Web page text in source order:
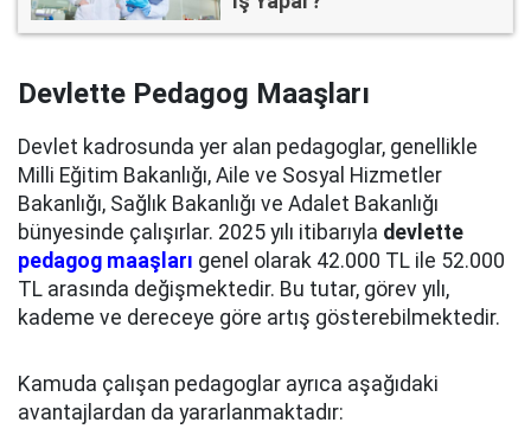
Devlette Pedagog Maaşları
Devlet kadrosunda yer alan pedagoglar, genellikle
Milli Eğitim Bakanlığı, Aile ve Sosyal Hizmetler
Bakanlığı, Sağlık Bakanlığı ve Adalet Bakanlığı
bünyesinde çalışırlar. 2025 yılı itibarıyla devlette
pedagog maaşları genel olarak 42.000 TL ile 52.000
TL arasında değişmektedir. Bu tutar, görev yılı,
kademe ve dereceye göre artış gösterebilmektedir.
Kamuda çalışan pedagoglar ayrıca aşağıdaki
avantajlardan da yararlanmaktadır: